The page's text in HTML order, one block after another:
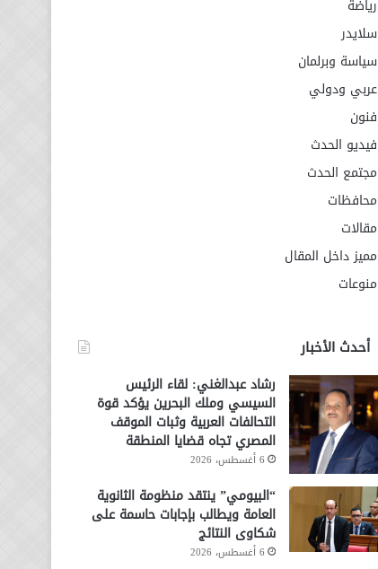
رياضة
سلايدر
سياسة وبرلمان
عربي ودولي
فنون
فيديو الحدث
مجتمع الحدث
محافظات
مقالات
مميز داخل المقال
منوعات
أحدث الأخبار
رشاد عبدالغني: لقاء الرئيس
السيسي وملك البحرين يؤكد قوة
التحالفات العربية وثبات الموقف
المصري تجاه قضايا المنطقة
6 أغسطس، 2026
“البيومي” ينتقد منظومة الثانوية
العامة ويطالب بإجابات حاسمة على
شكاوى النتائج
6 أغسطس، 2026